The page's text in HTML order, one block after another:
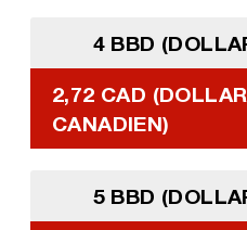
4 BBD
2,72 CAD (DOLLAR
CANADIEN)
5 BBD